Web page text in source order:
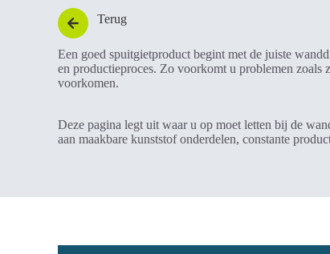
Terug
Een goed spuitgietproduct begint met de juiste
en productieproces. Zo voorkomt u problemen
voorkomen.
Deze pagina legt uit waar u op moet letten bij de
aan maakbare kunststof onderdelen, constante